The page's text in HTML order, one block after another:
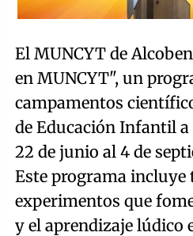
El MUNCYT de
en MUNCYT", un
campamentos
de Educación Infantil a
22 de junio al 4 de
Este programa incluye
experimentos que
y el aprendizaje lúdico